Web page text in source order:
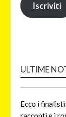
Iscriviti
ULTIME
Ecco i